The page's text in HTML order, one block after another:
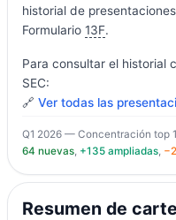
historial de
Formulario 13F.
Para consultar el historial
SEC:
🔗 Ver todas las
Q1 2026 — Concentración top
64 nuevas, +135 ampliadas,
Resumen de